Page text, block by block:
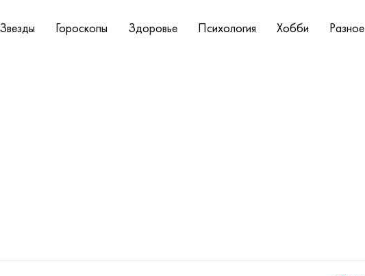
Звезды Гороскопы Здоровье Психология Хобби Разное